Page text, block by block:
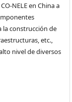
NELE en China a
la construcción de
etc.,
nivel de diversos